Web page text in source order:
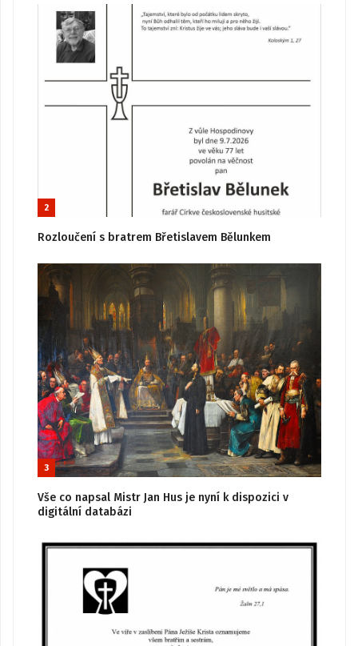
2
Rozloučení s bratrem Břetislavem Bělunkem
3
Vše co napsal Mistr Jan Hus je nyní k dispozici v
digitální databázi